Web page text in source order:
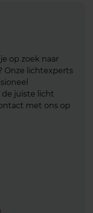
op zoek naar
Onze lichtexperts
de juiste licht
met ons op